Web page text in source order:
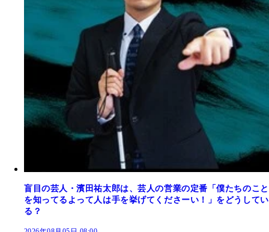
盲目の芸人・濱田祐太郎は、芸人の営業の定番「僕たちのこと
を知ってるよって人は手を挙げてくださーい！」をどうしてい
る？